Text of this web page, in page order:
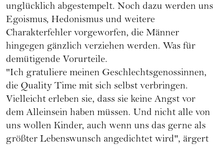
unglücklich abgestempelt. Noch dazu werden uns
Egoismus, Hedonismus und weitere
Charakterfehler vorgeworfen, die Männer
hingegen gänzlich verziehen werden. Was für
demütigende Vorurteile.
"Ich gratuliere meinen Geschlechtsgenossinnen,
die Quality Time mit sich selbst verbringen.
Vielleicht erleben sie, dass sie keine Angst vor
dem Alleinsein haben müssen. Und nicht alle von
uns wollen Kinder, auch wenn uns das gerne als
größter Lebenswunsch angedichtet wird", ärgert